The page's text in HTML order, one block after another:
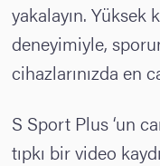
yakalayın. Yüksek
deneyimiyle,
cihazlarınızda en
S Sport Plus ‘un
tıpkı bir video